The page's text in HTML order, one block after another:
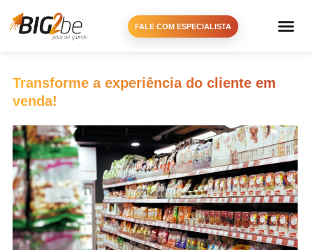
FALE COM ESPECIALISTA
Transforme a experiência do cliente em
venda!